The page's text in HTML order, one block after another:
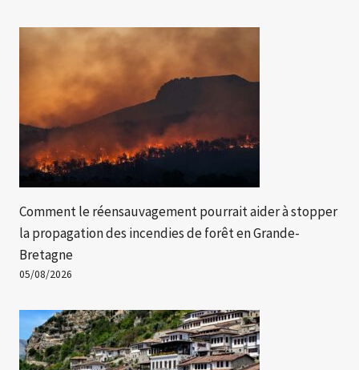
Comment le réensauvagement pourrait aider à stopper
la propagation des incendies de forêt en Grande-
Bretagne
05/08/2026